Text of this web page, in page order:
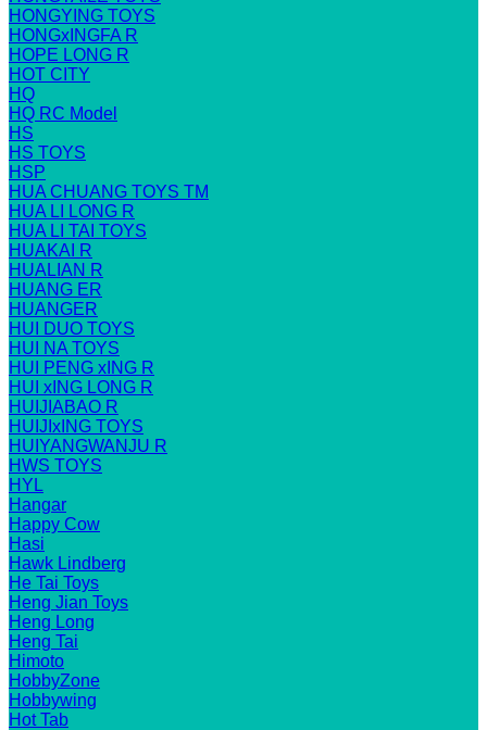
HONGYING TOYS
HONGxINGFA R
HOPE LONG R
HOT CITY
HQ
HQ RC Model
HS
HS TOYS
HSP
HUA CHUANG TOYS TM
HUA LI LONG R
HUA LI TAI TOYS
HUAKAI R
HUALIAN R
HUANG ER
HUANGER
HUI DUO TOYS
HUI NA TOYS
HUI PENG xING R
HUI xING LONG R
HUIJIABAO R
HUIJIxING TOYS
HUIYANGWANJU R
HWS TOYS
HYL
Hangar
Happy Cow
Hasi
Hawk Lindberg
He Tai Toys
Heng Jian Toys
Heng Long
Heng Tai
Himoto
HobbyZone
Hobbywing
Hot Tab